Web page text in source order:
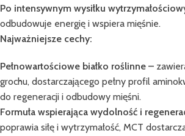
Po intensywnym wysiłku
odbudowuje energię i wspiera mięśnie.
Najważniejsze cechy:
Pełnowartościowe białko roślinne –
grochu, dostarczającego pełny profil
do regeneracji i odbudowy mięśni.
Formuła wspierająca wydolność i
poprawia siłę i wytrzymałość, MCT